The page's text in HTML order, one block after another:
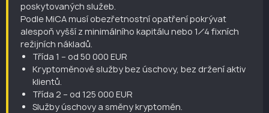
poskytovaných služeb.
Podle MiCA musí obezřetnostní opatření pokrývat
alespoň vyšší z minimálního kapitálu nebo 1⁄4 fixních
režijních nákladů.
Třída 1 – od 50 000 EUR
Kryptoměnové služby bez úschovy, bez držení aktiv
klientů.
Třída 2 – od 125 000 EUR
Služby úschovy a směny kryptoměn.